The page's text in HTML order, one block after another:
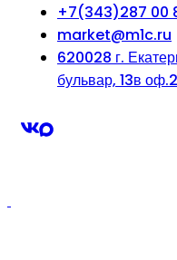
+7(343)287 00
market@m1c.ru
620028 г.
бульвар, 13в